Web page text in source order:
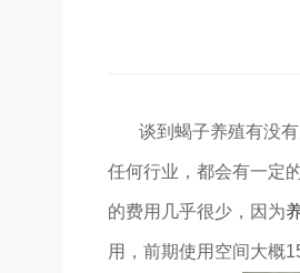
谈到蝎子养殖有没有
任何行业，都会有一定
的费用几乎很少，因为
用，前期使用空间大概